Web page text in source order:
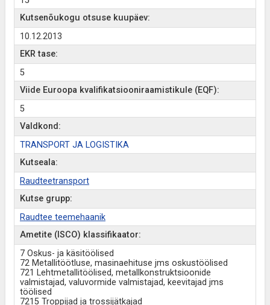
Kutsenõukogu otsuse kuupäev:
10.12.2013
EKR tase:
5
Viide Euroopa kvalifikatsiooniraamistikule (EQF):
5
Valdkond:
TRANSPORT JA LOGISTIKA
Kutseala:
Raudteetransport
Kutse grupp:
Raudtee teemehaanik
Ametite (ISCO) klassifikaator:
7 Oskus- ja käsitöölised
72 Metallitöötluse, masinaehituse jms oskustöölised
721 Lehtmetallitöölised, metallkonstruktsioonide
valmistajad, valuvormide valmistajad, keevitajad jms
töölised
7215 Troppijad ja trossijätkajad